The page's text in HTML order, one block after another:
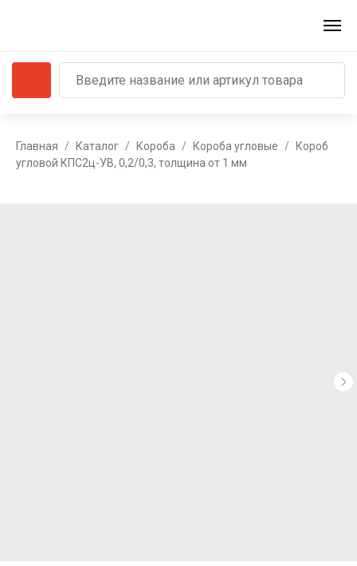
Главная Каталог Короба Короба угловые
Короб
угловой КПС2ц-УВ, 0,2/0,3, толщина от 1 мм